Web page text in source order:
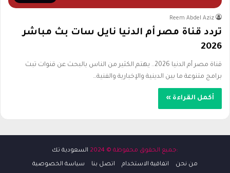
Reem Abdel Aziz
تردد قناة مصر أم الدنيا نايل سات بث مباشر
2026
قناة مصر أم الدنيا 2026.. يهتم الكثير من الناس بالبحث عن قنوات تبث
برامج متنوعة ما بين الدينية والإخبارية والفنية…
أكمل القراءة »
:جميع الحقوق محفوظة © 2024 السعودية تك
من نحن اتفاقية الاستخدام اتصل بنا سياسة الخصوصية